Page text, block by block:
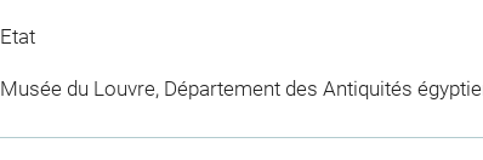
Etat
Musée du Louvre, Département des Antiquités